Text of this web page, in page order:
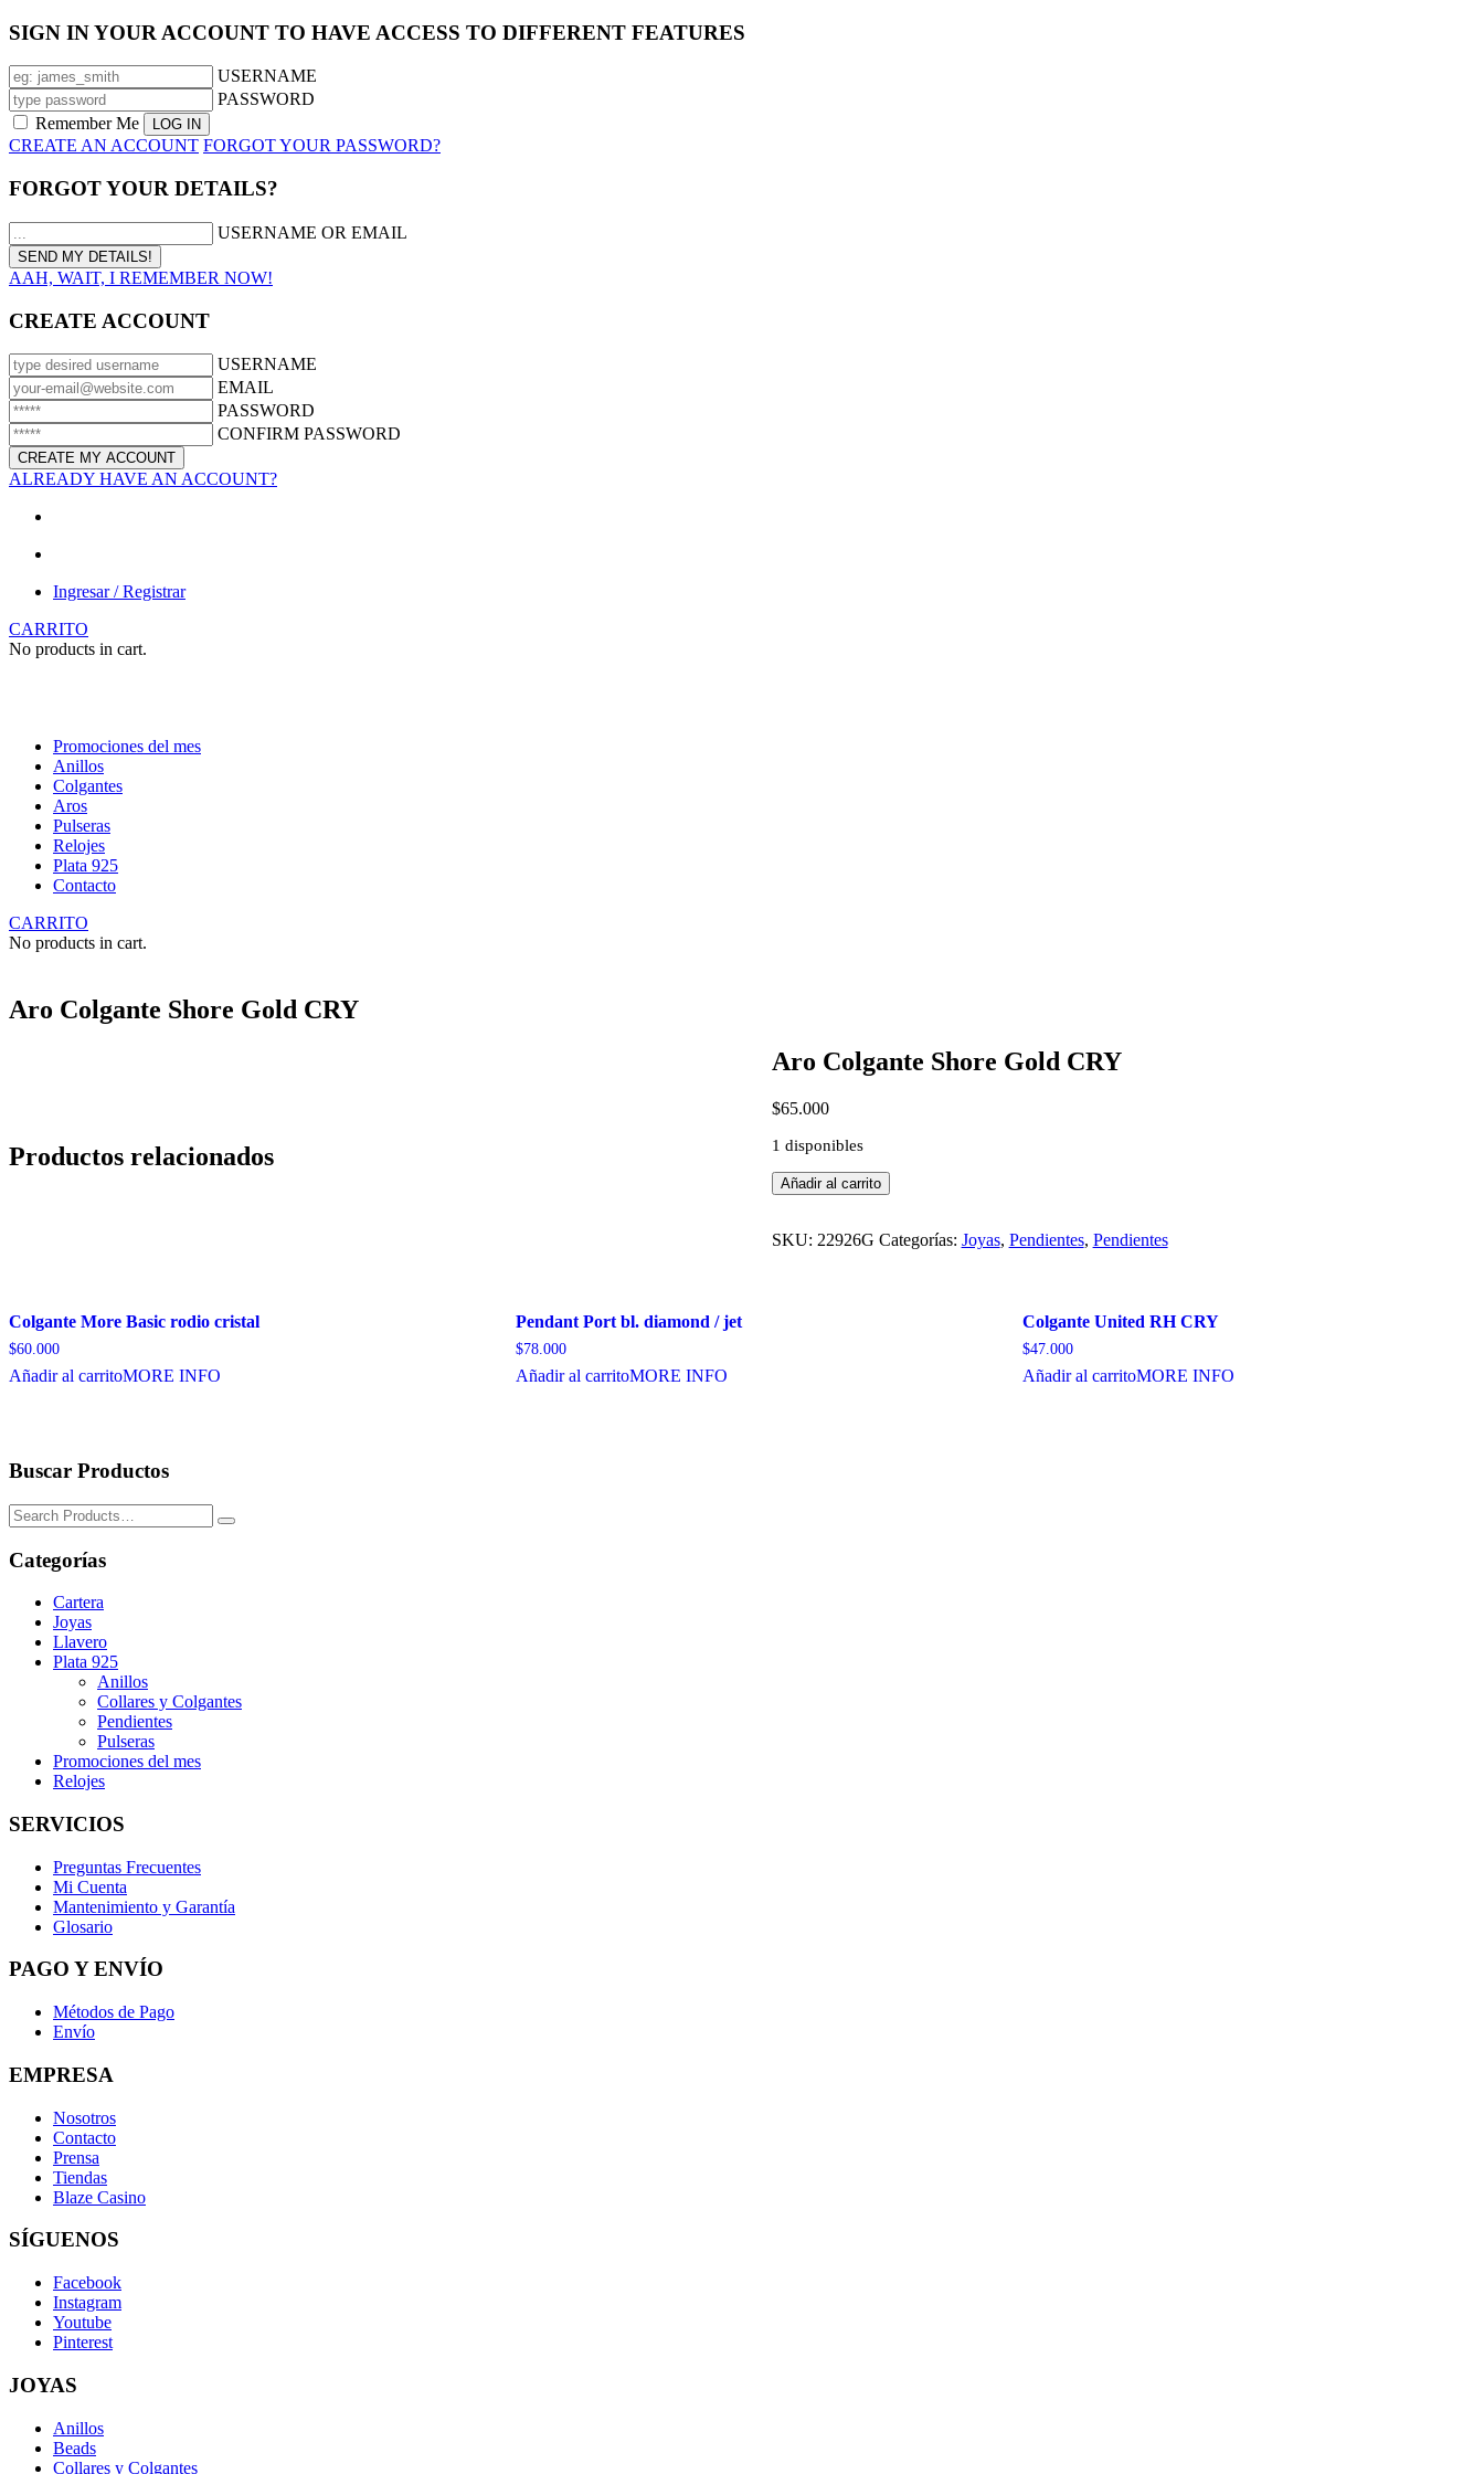
SIGN IN YOUR ACCOUNT TO HAVE ACCESS TO DIFFERENT FEATURES
USERNAME
PASSWORD
Remember Me
CREATE AN ACCOUNT FORGOT YOUR PASSWORD?
FORGOT YOUR DETAILS?
USERNAME OR EMAIL
AAH, WAIT, I REMEMBER NOW!
CREATE ACCOUNT
USERNAME
EMAIL
PASSWORD
CONFIRM PASSWORD
ALREADY HAVE AN ACCOUNT?
Ingresar / Registrar
CARRITO
No products in cart.
Promociones del mes
Anillos
Colgantes
Aros
Pulseras
Relojes
Plata 925
Contacto
CARRITO
No products in cart.
Aro Colgante Shore Gold CRY
Aro Colgante Shore Gold CRY
$65.000
1 disponibles
Aro
Colgante
Gold
Añadir al carrito
SKU: 22926G Categorías: Joyas, Pendientes, Pendientes
Productos relacionados
Colgante More Basic rodio cristal
$60.000
Añadir al carritoMORE INFO
Pendant Port bl. diamond / jet
$78.000
Añadir al carritoMORE INFO
Colgante United RH CRY
$47.000
Añadir al carritoMORE INFO
Buscar Productos
Search
for:
Categorías
Cartera
Joyas
Llavero
Plata 925
Anillos
Collares y Colgantes
Pendientes
Pulseras
Promociones del mes
Relojes
SERVICIOS
Preguntas Frecuentes
Mi Cuenta
Mantenimiento y Garantía
Glosario
PAGO Y ENVÍO
Métodos de Pago
Envío
EMPRESA
Nosotros
Contacto
Prensa
Tiendas
Blaze Casino
SÍGUENOS
Facebook
Instagram
Youtube
Pinterest
JOYAS
Anillos
Beads
Collares y Colgantes